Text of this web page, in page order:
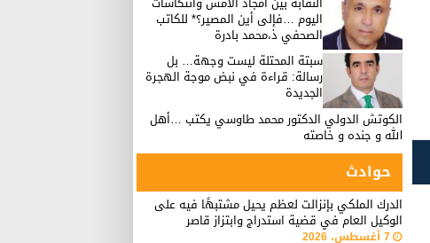
اليوم …فإلى أين المصير؟* للكاتب
الصحفي ذ،محمد بادرة
سبتة المحتلة ليست وجهة… بل
رسالة: قراءة في نبض موجة الهجرة
الجديدة
الكوتش الدولي الدكتور محمد طاوسي يكتب …أهل
الله و جنده و خاصته
حوادث
الدرك الملكي بإنزالت لعظم يحيل مشتبهًا فيه على
الوكيل العام في قضية استدراج وابتزاز قاصر
7 أغسطس، 2026